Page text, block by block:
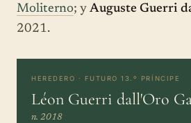
Moliterno; y Auguste Guerri
2021.
HEREDERO · FUTURO 13.º PRÍNCIPE
Léon Guerri dall'Oro
n. 2018